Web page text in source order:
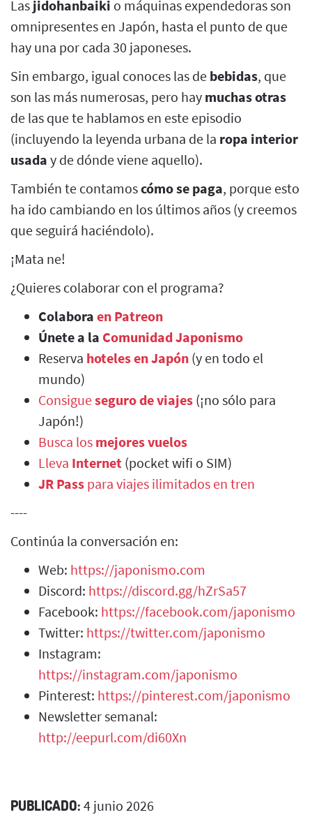
Las jidohanbaiki o máquinas expendedoras son
omnipresentes en Japón, hasta el punto de que
hay una por cada 30 japoneses.
Sin embargo, igual conoces las de bebidas, que
son las más numerosas, pero hay muchas otras
de las que te hablamos en este episodio
(incluyendo la leyenda urbana de la ropa interior
usada y de dónde viene aquello).
También te contamoscómo se paga, porque esto
ha ido cambiando en los últimos años (y creemos
que seguirá haciéndolo).
¡Mata ne!
¿Quieres colaborar con el programa?
Colabora en Patreon
Únete a la Comunidad Japonismo
Reserva hoteles en Japón (y en todo el
mundo)
Consigueseguro de viajes (¡no sólo para
Japón!)
Busca los mejores vuelos
Lleva Internet (pocket wifi o SIM)
JR Pass para viajes ilimitados en tren
----
Continúa la conversación en:
Web: https://japonismo.com
Discord: https://discord.gg/hZrSa57
Facebook: https://facebook.com/japonismo
Twitter: https://twitter.com/japonismo
Instagram:
https://instagram.com/japonismo
Pinterest: https://pinterest.com/japonismo
Newsletter semanal:
http://eepurl.com/di60Xn
PUBLICADO: 4 junio 2026